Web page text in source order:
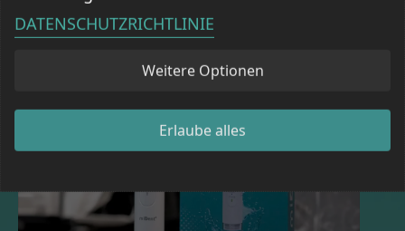
DATENSCHUTZRICHTLINIE
Weitere Optionen
Erlaube alles